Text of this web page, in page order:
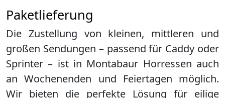
Paketlieferung
Die Zustellung von kleinen, mittleren und
großen Sendungen – passend für Caddy oder
Sprinter – ist in Montabaur Horressen auch
an Wochenenden und Feiertagen möglich.
Wir bieten die perfekte Lösung für eilige